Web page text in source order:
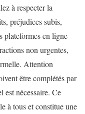
à respecter la
préjudices subis,
plateformes en ligne
non urgentes,
Attention
être complétés par
est nécessaire. Ce
à tous et constitue une